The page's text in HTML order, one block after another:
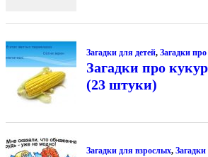
Загадки для детей, Загадки
Загадки про
(23 штуки)
Загадки для взрослых,